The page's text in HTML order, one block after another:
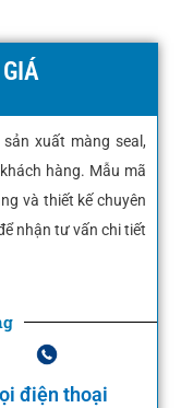
xuất màng seal,
hàng. Mẫu mã
và thiết kế chuyên
nhận tư vấn chi tiết
điện thoại